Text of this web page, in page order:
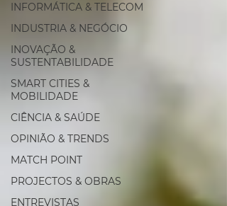
INFORMÁTICA & TELECOM
INDUSTRIA & NEGÓCIO
INOVAÇÃO &
SUSTENTABILIDADE
SMART CITIES &
MOBILIDADE
CIÊNCIA & SAÚDE
OPINIÃO & TRENDS
MATCH POINT
PROJECTOS & OBRAS
ENTREVISTAS